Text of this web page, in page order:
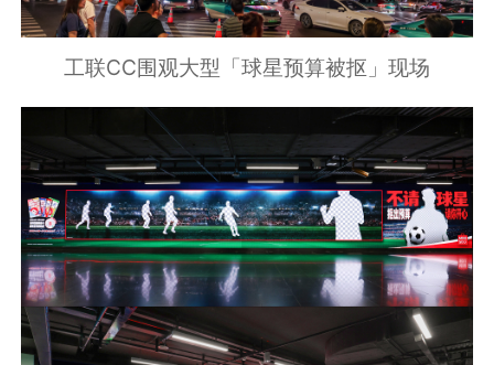
工联CC围观大型「球星预算被抠」现场